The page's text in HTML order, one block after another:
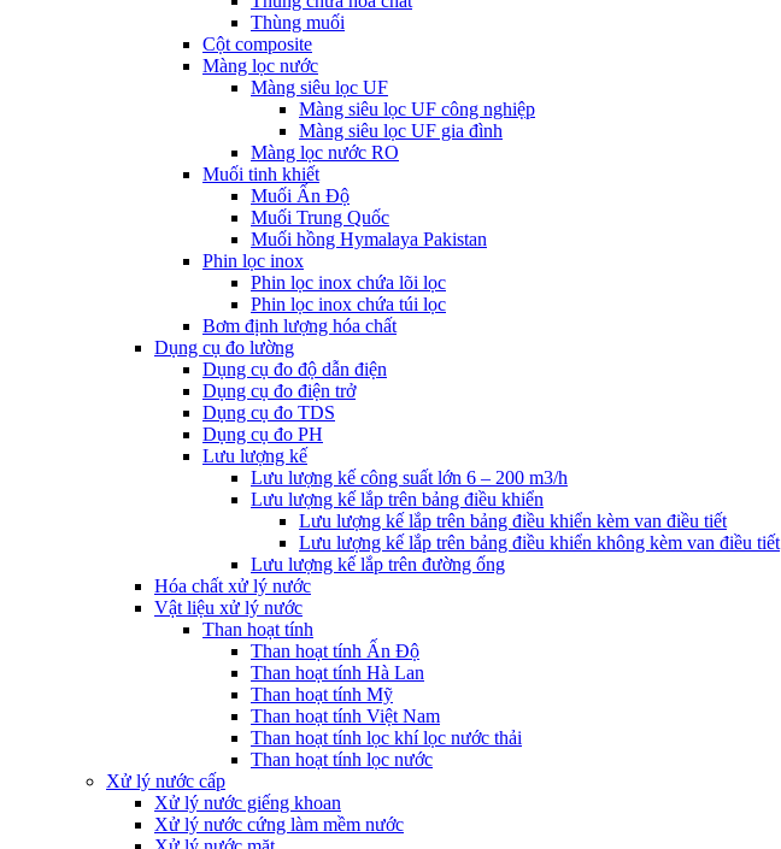
Thùng muối
Cột composite
Màng lọc nước
Màng siêu lọc UF
Màng siêu lọc UF công nghiệp
Màng siêu lọc UF gia đình
Màng lọc nước RO
Muối tinh khiết
Muối Ấn Độ
Muối Trung Quốc
Muối hồng Hymalaya Pakistan
Phin lọc inox
Phin lọc inox chứa lõi lọc
Phin lọc inox chứa túi lọc
Bơm định lượng hóa chất
Dụng cụ đo lường
Dụng cụ đo độ dẫn điện
Dụng cụ đo điện trở
Dụng cụ đo TDS
Dụng cụ đo PH
Lưu lượng kế
Lưu lượng kế công suất lớn 6 – 200 m3/h
Lưu lượng kế lắp trên bảng điều khiển
Lưu lượng kế lắp trên bảng điều khiển kèm van điều tiết
Lưu lượng kế lắp trên bảng điều khiển không kèm van điều tiết
Lưu lượng kế lắp trên đường ống
Hóa chất xử lý nước
Vật liệu xử lý nước
Than hoạt tính
Than hoạt tính Ấn Độ
Than hoạt tính Hà Lan
Than hoạt tính Mỹ
Than hoạt tính Việt Nam
Than hoạt tính lọc khí lọc nước thải
Than hoạt tính lọc nước
Xử lý nước cấp
Xử lý nước giếng khoan
Xử lý nước cứng làm mềm nước